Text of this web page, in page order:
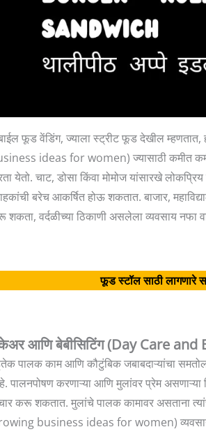
फूड वेंडिंग, ज्याला स्ट्रीट फूड देखील
ideas for women) ज्यासाठी कमीत
येतो. चाट, डोसा किंवा मोमोज यांसारखे
बरेच आकर्षित होऊ शकतात. बाजार,
शकता, वर्दळीच्या ठिकाणी असलेला व्यवसाय नफा
फूड स्टॉल साठी लागणारे
आणि बेबीसिटिंग (Day Care
पालक काम आणि कौटुंबिक जबाबदाऱ्यांचा
पालनपोषण करणाऱ्या आणि मुलांवर प्रेम असणाऱ्या
करू शकतात. मुलांचे पालक कामावर असताना
business ideas for women) व्यवसाय